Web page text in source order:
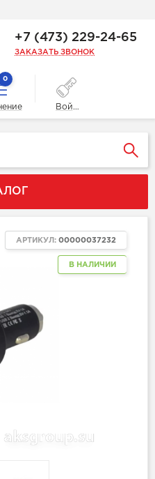
+7 (473) 229-24-65
ЗАКАЗАТЬ ЗВОНОК
0
Войти
В НАЛИЧИИ
АРТИКУЛ: 00000037232